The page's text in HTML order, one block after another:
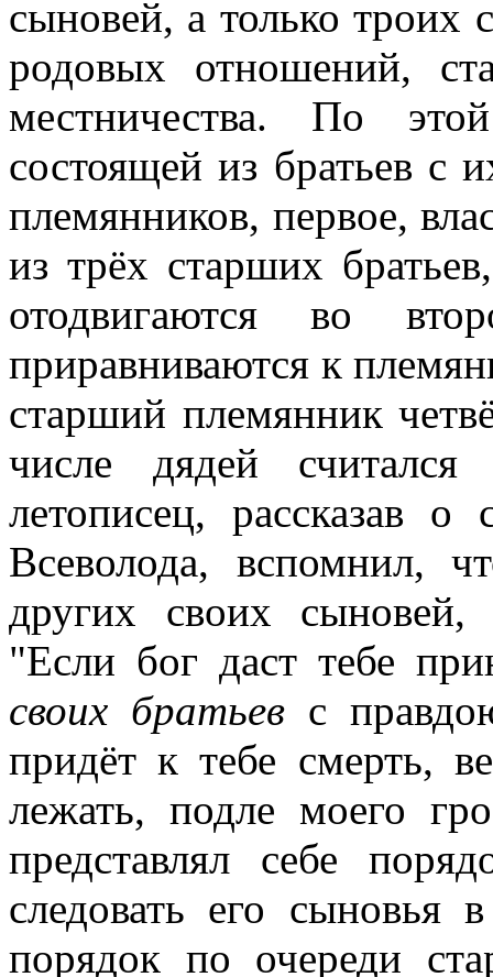
сыновей, а только троих
родовых отношений,
местничества. По
состоящей из братьев с
племянников, первое,
из трёх старших
отодвигаются во
приравниваются к
старший племянник
числе дядей
летописец, рассказав о
Всеволода, вспомнил,
других своих
"Если бог даст тебе
своих братьев с
придёт к тебе смерть,
лежать, подле моего
представлял себе
следовать его сыновья
порядок по очереди